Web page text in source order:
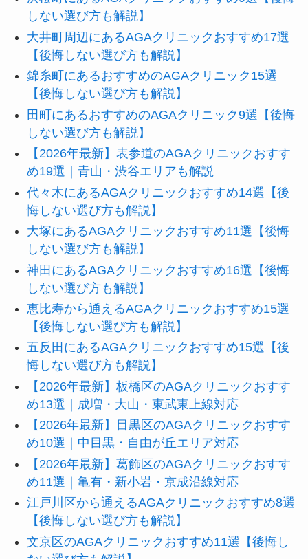
しない選び方も解説】
大井町周辺にあるAGAクリニックおすすめ17選
【後悔しない選び方も解説】
錦糸町にあるおすすめのAGAクリニック15選
【後悔しない選び方も解説】
田町にあるおすすめのAGAクリニック9選【後悔
しない選び方も解説】
【2026年最新】表参道のAGAクリニックおすす
め19選｜青山・渋谷エリアも解説
代々木にあるAGAクリニックおすすめ14選【後
悔しない選び方も解説】
大塚にあるAGAクリニックおすすめ11選【後悔
しない選び方も解説】
神田にあるAGAクリニックおすすめ16選【後悔
しない選び方も解説】
恵比寿から通えるAGAクリニックおすすめ15選
【後悔しない選び方も解説】
五反田にあるAGAクリニックおすすめ15選【後
悔しない選び方も解説】
【2026年最新】板橋区のAGAクリニックおすす
め13選｜成増・大山・東武東上線対応
【2026年最新】目黒区のAGAクリニックおすす
め10選｜中目黒・自由が丘エリア対応
【2026年最新】葛飾区のAGAクリニックおすす
め11選｜亀有・新小岩・京成沿線対応
江戸川区から通えるAGAクリニックおすすめ8選
【後悔しない選び方も解説】
文京区のAGAクリニックおすすめ11選【後悔し